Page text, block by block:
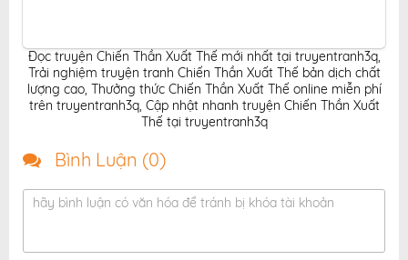
Đọc truyện Chiến Thần Xuất Thế mới nhất tại truyentranh3q,
Trải nghiệm truyện tranh Chiến Thần Xuất Thế bản dịch chất
lượng cao, Thưởng thức Chiến Thần Xuất Thế online miễn phí
trên truyentranh3q, Cập nhật nhanh truyện Chiến Thần Xuất
Thế tại truyentranh3q
Bình Luận (0)
hãy bình luận có văn hóa để tránh bị khóa tài khoản